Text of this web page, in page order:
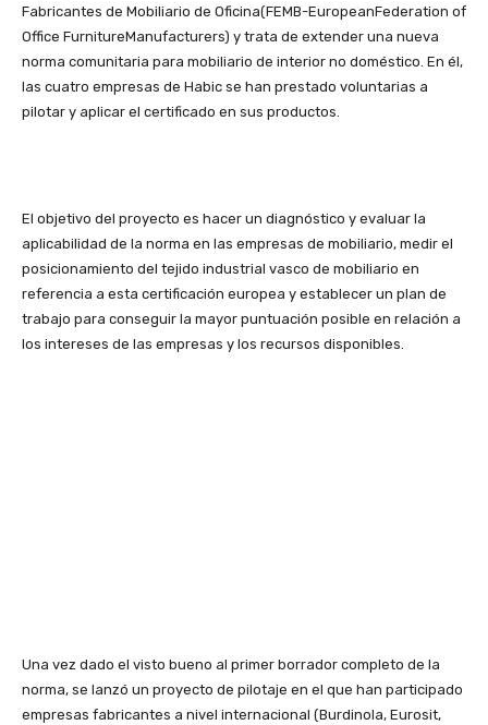
Fabricantes de Mobiliario de Oficina(FEMB-EuropeanFederation of
Office FurnitureManufacturers) y trata de extender una nueva
norma comunitaria para mobiliario de interior no doméstico. En él,
las cuatro empresas de Habic se han prestado voluntarias a
pilotar y aplicar el certificado en sus productos.
El objetivo del proyecto es hacer un diagnóstico y evaluar la
aplicabilidad de la norma en las empresas de mobiliario, medir el
posicionamiento del tejido industrial vasco de mobiliario en
referencia a esta certificación europea y establecer un plan de
trabajo para conseguir la mayor puntuación posible en relación a
los intereses de las empresas y los recursos disponibles.
Una vez dado el visto bueno al primer borrador completo de la
norma, se lanzó un proyecto de pilotaje en el que han participado
empresas fabricantes a nivel internacional (Burdinola, Eurosit,